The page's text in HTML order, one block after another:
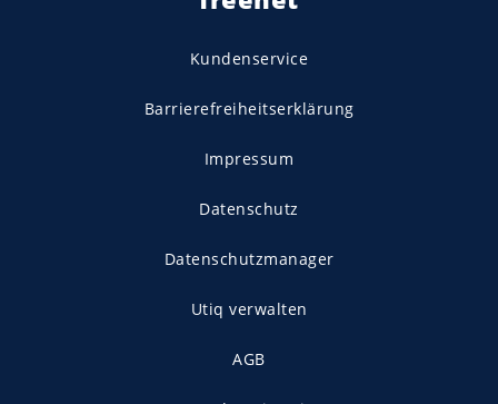
Kundenservice
Barrierefreiheitserklärung
Impressum
Datenschutz
Datenschutzmanager
Utiq verwalten
AGB